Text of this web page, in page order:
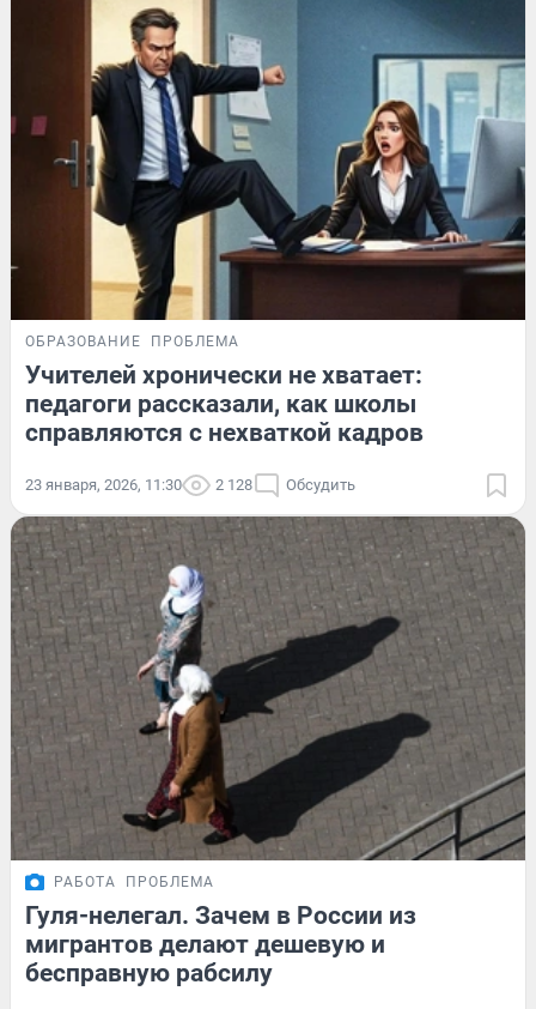
ОБРАЗОВАНИЕ ПРОБЛЕМА
Учителей хронически не хватает:
педагоги рассказали, как школы
справляются с нехваткой кадров
23 января, 2026, 11:30 2 128 Обсудить
РАБОТА ПРОБЛЕМА
Гуля-нелегал. Зачем в России из
мигрантов делают дешевую и
бесправную рабсилу